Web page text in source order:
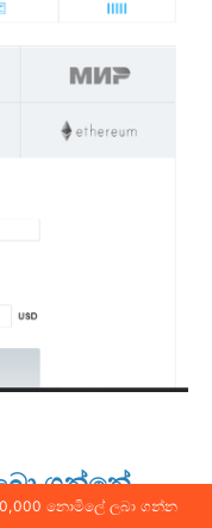
ගන්නේ
නොමිලේ ලබා ගන්න